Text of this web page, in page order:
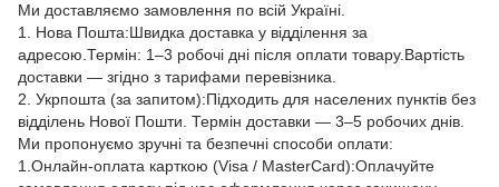
Ми доставляємо замовлення по всій Україні.
1. Нова Пошта:Швидка доставка у відділення за
адресою.Термін: 1–3 робочі дні після оплати товару.Вартість
доставки — згідно з тарифами перевізника.
2. Укрпошта (за запитом):Підходить для населених пунктів без
відділень Нової Пошти. Термін доставки — 3–5 робочих днів.
Ми пропонуємо зручні та безпечні способи оплати:
1.Онлайн-оплата карткою (Visa / MasterCard):Оплачуйте